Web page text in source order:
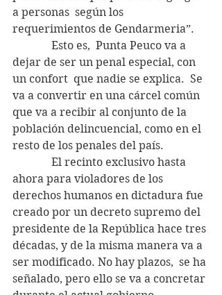
a personas  según los
requerimientos de Gendarmeria”.
Esto es,  Punta Peuco va a
dejar de ser un penal especial, con
un confort  que nadie se explica.  Se
va a convertir en una cárcel común
que va a recibir al conjunto de la
población delincuencial, como en el
resto de los penales del país.
El recinto exclusivo hasta
ahora para violadores de los
derechos humanos en dictadura fue
creado por un decreto supremo del
presidente de la República hace tres
décadas, y de la misma manera va a
ser modificado. No hay plazos,  se ha
señalado, pero ello se va a concretar